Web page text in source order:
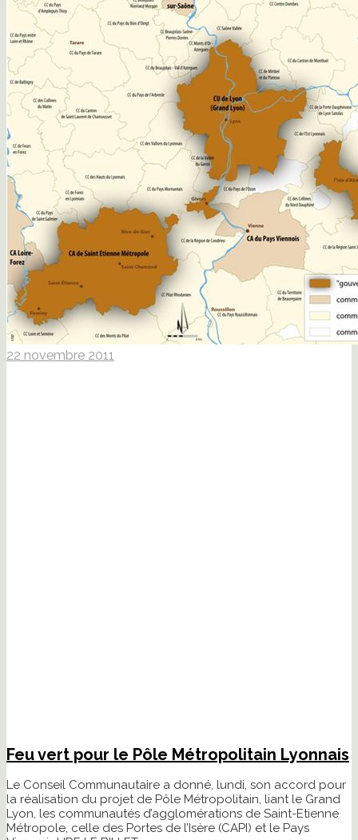
22 novembre 2011
Feu vert pour le Pôle Métropolitain Lyonnais
Le Conseil Communautaire a donné, lundi, son accord pour
la réalisation du projet de Pôle Métropolitain, liant le Grand
Lyon, les communautés d’agglomérations de Saint-Etienne
Métropole, celle des Portes de l’Isère (CAPI) et le Pays